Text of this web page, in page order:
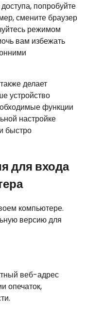
попробуйте
смените браузер
режимом
вам избежать
делает
устройство
функции
настройке
быстро
для входа
компьютере.
версию для
веб-адрес
опечаток,